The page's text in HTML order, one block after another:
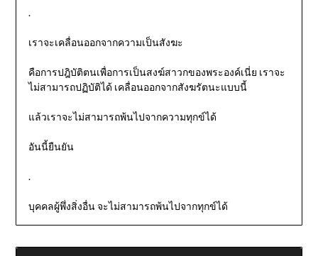
.
เราจะเคลื่อนออกจากความเป็นสังฆะ
คือการปฎิบัติตนเพื่อการเป็นสงฆ์สาวกของพระองค์เนี่ย เราจะ
ไม่สามารถปฏิบัติได้ เคลื่อนออกจากสังฆรัตนะแบบนี้
แล้วเราจะไม่สามารถพ้นไปจากความทุกข์ได้
อันนี้ยืนยัน
.
บุคคลผู้พึ่งสิ่งอื่น จะไม่สามารถพ้นไปจากทุกข์ได้